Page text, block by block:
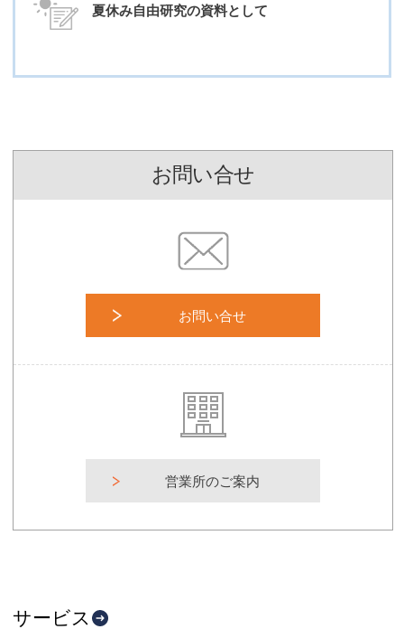
夏休み自由研究の資料として
お問い合せ
お問い合せ
営業所のご案内
サービス